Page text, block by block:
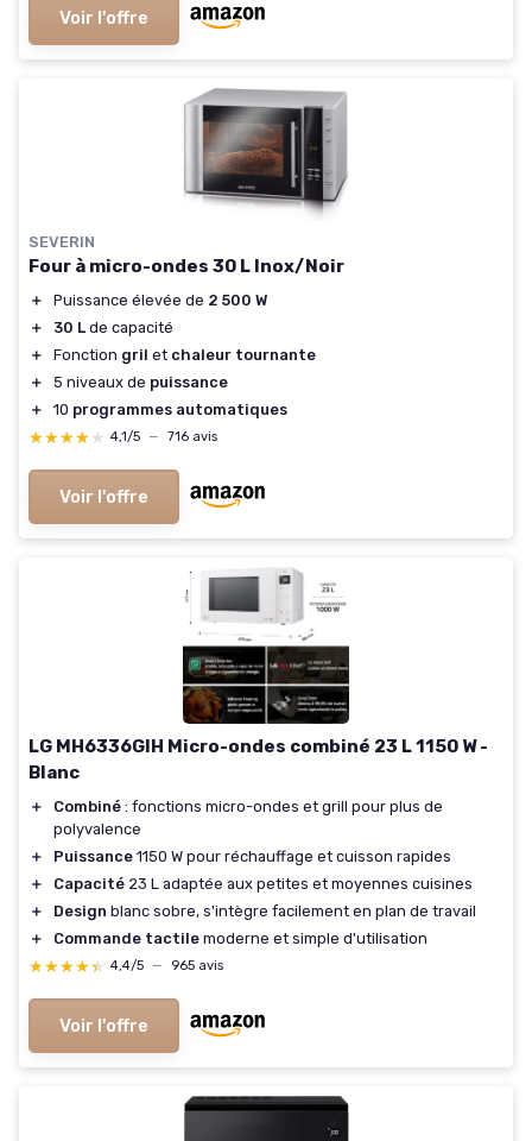
Voir l'offre
SEVERIN
Four à micro-ondes 30 L Inox/Noir
＋ Puissance élevée de 2 500 W
＋
30 L de capacité
＋
Fonction gril et chaleur tournante
＋
5 niveaux de puissance
＋
10 programmes automatiques
★★★★★
★★★★★ 4,1/5 — 716 avis
Voir l'offre
LG MH6336GIH Micro-ondes combiné 23 L 1150 W -
Blanc
＋ Combiné : fonctions micro-ondes et grill pour plus de
polyvalence
＋
Puissance 1150 W pour réchauffage et cuisson rapides
＋
Capacité 23 L adaptée aux petites et moyennes cuisines
＋
Design blanc sobre, s'intègre facilement en plan de travail
＋
Commande tactile moderne et simple d'utilisation
★★★★★
★★★★★ 4,4/5 — 965 avis
Voir l'offre